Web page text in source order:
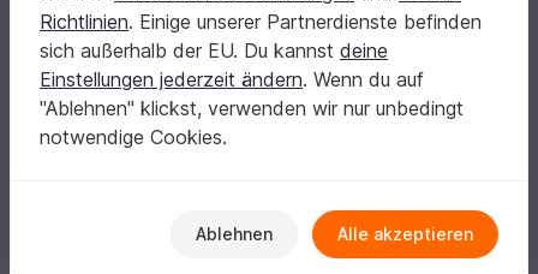
Richtlinien. Einige unserer Partnerdienste befinden
sich außerhalb der EU. Du kannst deine
Einstellungen jederzeit ändern. Wenn du auf
"Ablehnen" klickst, verwenden wir nur unbedingt
notwendige Cookies.
Ablehnen Alle akzeptieren